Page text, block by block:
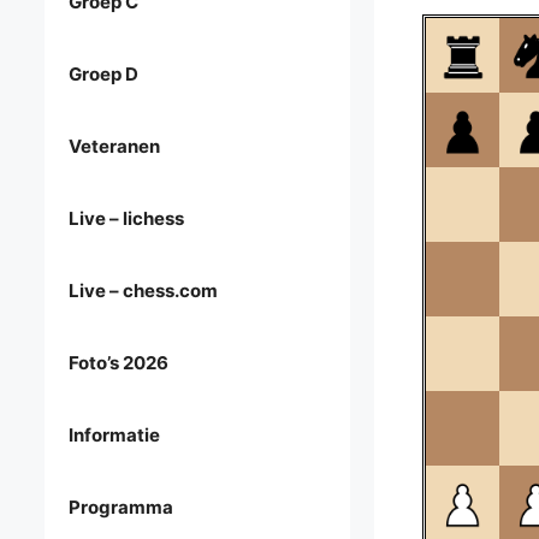
Groep D
Veteranen
Live – lichess
Live – chess.com
Foto’s 2026
Informatie
Programma